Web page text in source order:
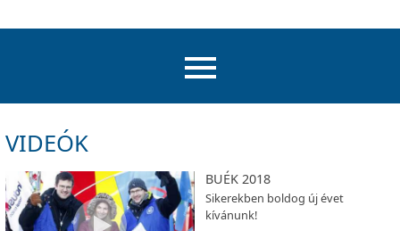
VIDEÓK
BUÉK 2018
Sikerekben boldog új évet
kívánunk!